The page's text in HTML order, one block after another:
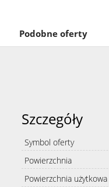
Podobne oferty
Szczegóły
Symbol oferty
Powierzchnia
Powierzchnia użytkowa